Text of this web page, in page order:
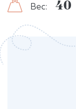
Вес: 40